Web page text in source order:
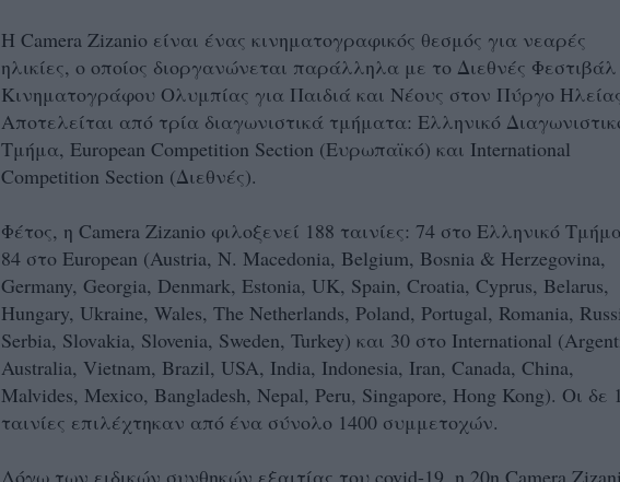
Η Camera Zizanio είναι ένας κινηματογραφικός θεσμός για νεαρές
ηλικίες, ο οποίος διοργανώνεται παράλληλα με το Διεθνές Φεστιβάλ
Κινηματογράφου Ολυμπίας για Παιδιά και Νέους στον Πύργο
Αποτελείται από τρία διαγωνιστικά τμήματα: Ελληνικό
Τμήμα, European Competition Section (Ευρωπαϊκό) και International
Competition Section (Διεθνές).
Φέτος, η Camera Zizanio φιλοξενεί 188 ταινίες: 74 στο Ελληνικό
84 στο European (Austria, N. Macedonia, Belgium, Bosnia & Herzegovina,
Germany, Georgia, Denmark, Estonia, UK, Spain, Croatia, Cyprus, Belarus,
Hungary, Ukraine, Wales, The Netherlands, Poland, Portugal, Romania,
Serbia, Slovakia, Slovenia, Sweden, Turkey) και 30 στο International
Australia, Vietnam, Brazil, USA, India, Indonesia, Iran, Canada, China,
Malvides, Mexico, Bangladesh, Nepal, Peru, Singapore, Hong Kong). Οι δε
ταινίες επιλέχτηκαν από ένα σύνολο 1400 συμμετοχών.